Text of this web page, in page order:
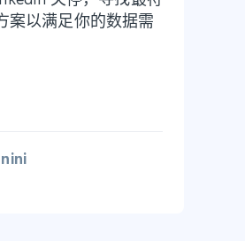
案以满足你的数据需